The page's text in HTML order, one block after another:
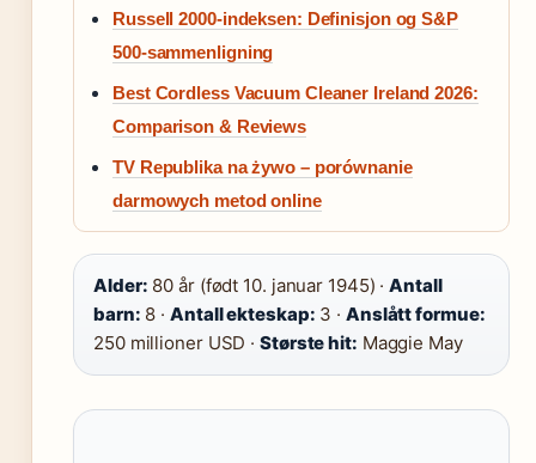
Russell 2000-indeksen: Definisjon og S&P
500-sammenligning
Best Cordless Vacuum Cleaner Ireland 2026:
Comparison & Reviews
TV Republika na żywo – porównanie
darmowych metod online
Alder: 80 år (født 10. januar 1945) ·Antall
barn: 8 · Antall ekteskap: 3 · Anslått formue:
250 millioner USD · Største hit: Maggie May